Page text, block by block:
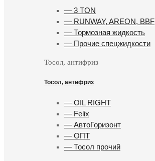
— 3 TON
— RUNWAY, AREON, BBF
— Тормозная жидкость
— Прочие спецжидкости
Тосол, антифриз
Тосол, антифриз
— OIL RIGHT
— Felix
— АвтоГоризонт
— ОПТ
— Тосол прочий